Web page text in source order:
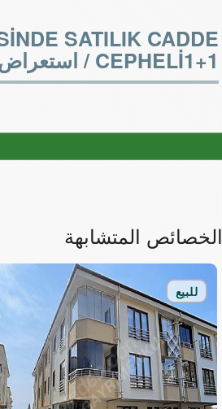
SATILIK CADDE
CEPHELİ1+1 /
الخصائص المتشابهة
للبيع